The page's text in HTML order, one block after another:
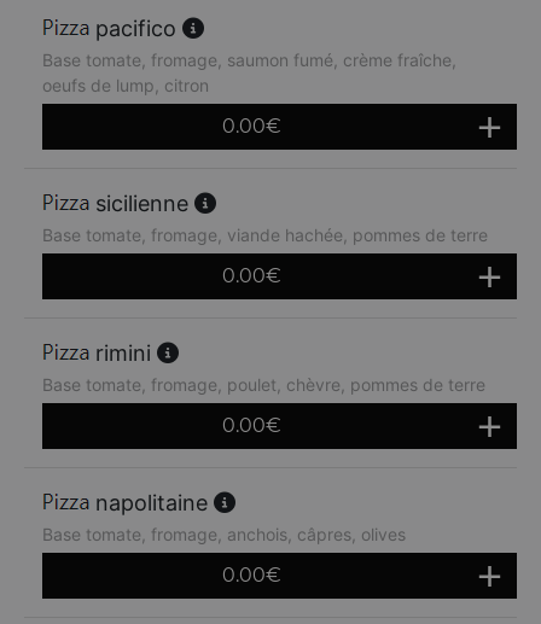
pacifico
Base tomate, fromage, saumon fumé, crème fraîche,
oeufs de lump, citron
0.00€
sicilienne
Base tomate, fromage, viande hachée, pommes de terre
0.00€
rimini
Base tomate, fromage, poulet, chèvre, pommes de terre
0.00€
napolitaine
Base tomate, fromage, anchois, câpres, olives
0.00€